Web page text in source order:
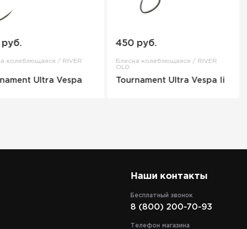
колеблющаяся / RIVER
Ultra Vespa
450 руб.
Блесна колеблющаяся / RIVER
OLD
Tournament Ultra Vespa Ii
Наши контакты
Бесплатный звонок
8 (800) 200-70-93
Телефон магазина